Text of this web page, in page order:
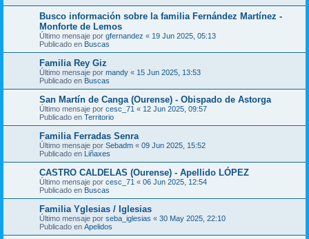
Busco información sobre la familia Fernández Martínez -
Monforte de Lemos
Último mensaje por gfernandez « 19 Jun 2025, 05:13
Publicado en Buscas
Familia Rey Giz
Último mensaje por mandy « 15 Jun 2025, 13:53
Publicado en Buscas
San Martín de Canga (Ourense) - Obispado de Astorga
Último mensaje por cesc_71 « 12 Jun 2025, 09:57
Publicado en Territorio
Familia Ferradas Senra
Último mensaje por Sebadm « 09 Jun 2025, 15:52
Publicado en Liñaxes
CASTRO CALDELAS (Ourense) - Apellido LÓPEZ
Último mensaje por cesc_71 « 06 Jun 2025, 12:54
Publicado en Buscas
Familia Yglesias / Iglesias
Último mensaje por seba_iglesias « 30 May 2025, 22:10
Publicado en Apelidos